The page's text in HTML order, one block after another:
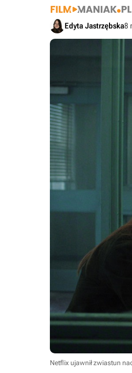
Edyta Jastrzębska8
Netflix ujawnił zwiastun